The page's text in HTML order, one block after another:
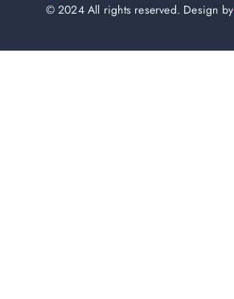
© 2024 All rights reserved. Design by